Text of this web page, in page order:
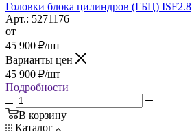
Головки блока цилиндров (ГБЦ) ISF2.8
Арт.: 5271176
от
45 900 ₽/шт
Варианты цен
45 900 ₽/шт
Подробности
В корзину
Каталог